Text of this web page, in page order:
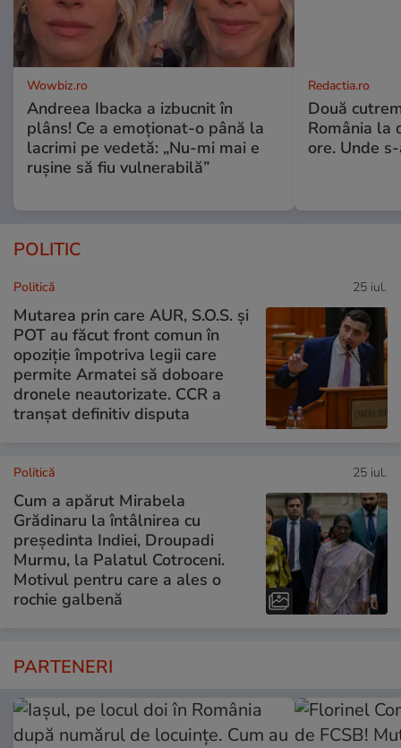
Wowbiz.ro
Andreea Ibacka a izbucnit în
plâns! Ce a emoționat-o până la
lacrimi pe vedetă: „Nu-mi mai e
rușine să fiu vulnerabilă”
Redactia.ro
Două
România la
ore. Unde
POLITIC
Politică 25 iul.
Mutarea prin care AUR, S.O.S. și
POT au făcut front comun în
opoziție împotriva legii care
permite Armatei să doboare
dronele neautorizate. CCR a
tranșat definitiv disputa
Politică 25 iul.
Cum a apărut Mirabela
Grădinaru la întâlnirea cu
președinta Indiei, Droupadi
Murmu, la Palatul Cotroceni.
Motivul pentru care a ales o
rochie galbenă
PARTENERI